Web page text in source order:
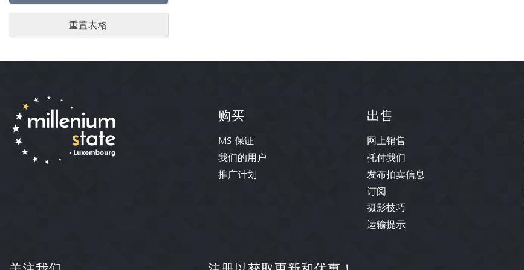
重置表格
购买
MS 保证
我们的用户
推广计划
出售
网上销售
托付我们
发布拍卖信息
订阅
摄影技巧
运输提示